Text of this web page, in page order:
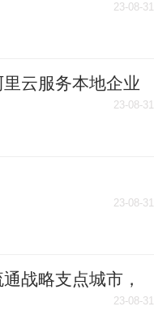
23-08-31
云服务本地企业
23-08-31
23-08-31
战略支点城市，
23-08-31